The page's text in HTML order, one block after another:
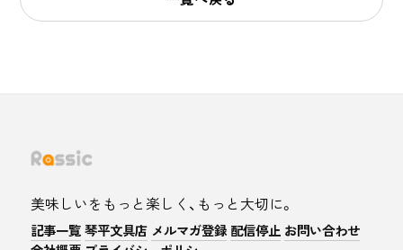
美味しいをもっと楽しく、もっと大切に。
記事一覧 琴平文具店 メルマガ登録 配信停止 お問い合わせ